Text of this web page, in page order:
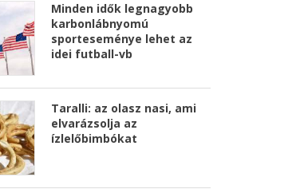
Minden idők legnagyobb
karbonlábnyomú
sporteseménye lehet az
idei futball-vb
Taralli: az olasz nasi, ami
elvarázsolja az
ízlelőbimbókat